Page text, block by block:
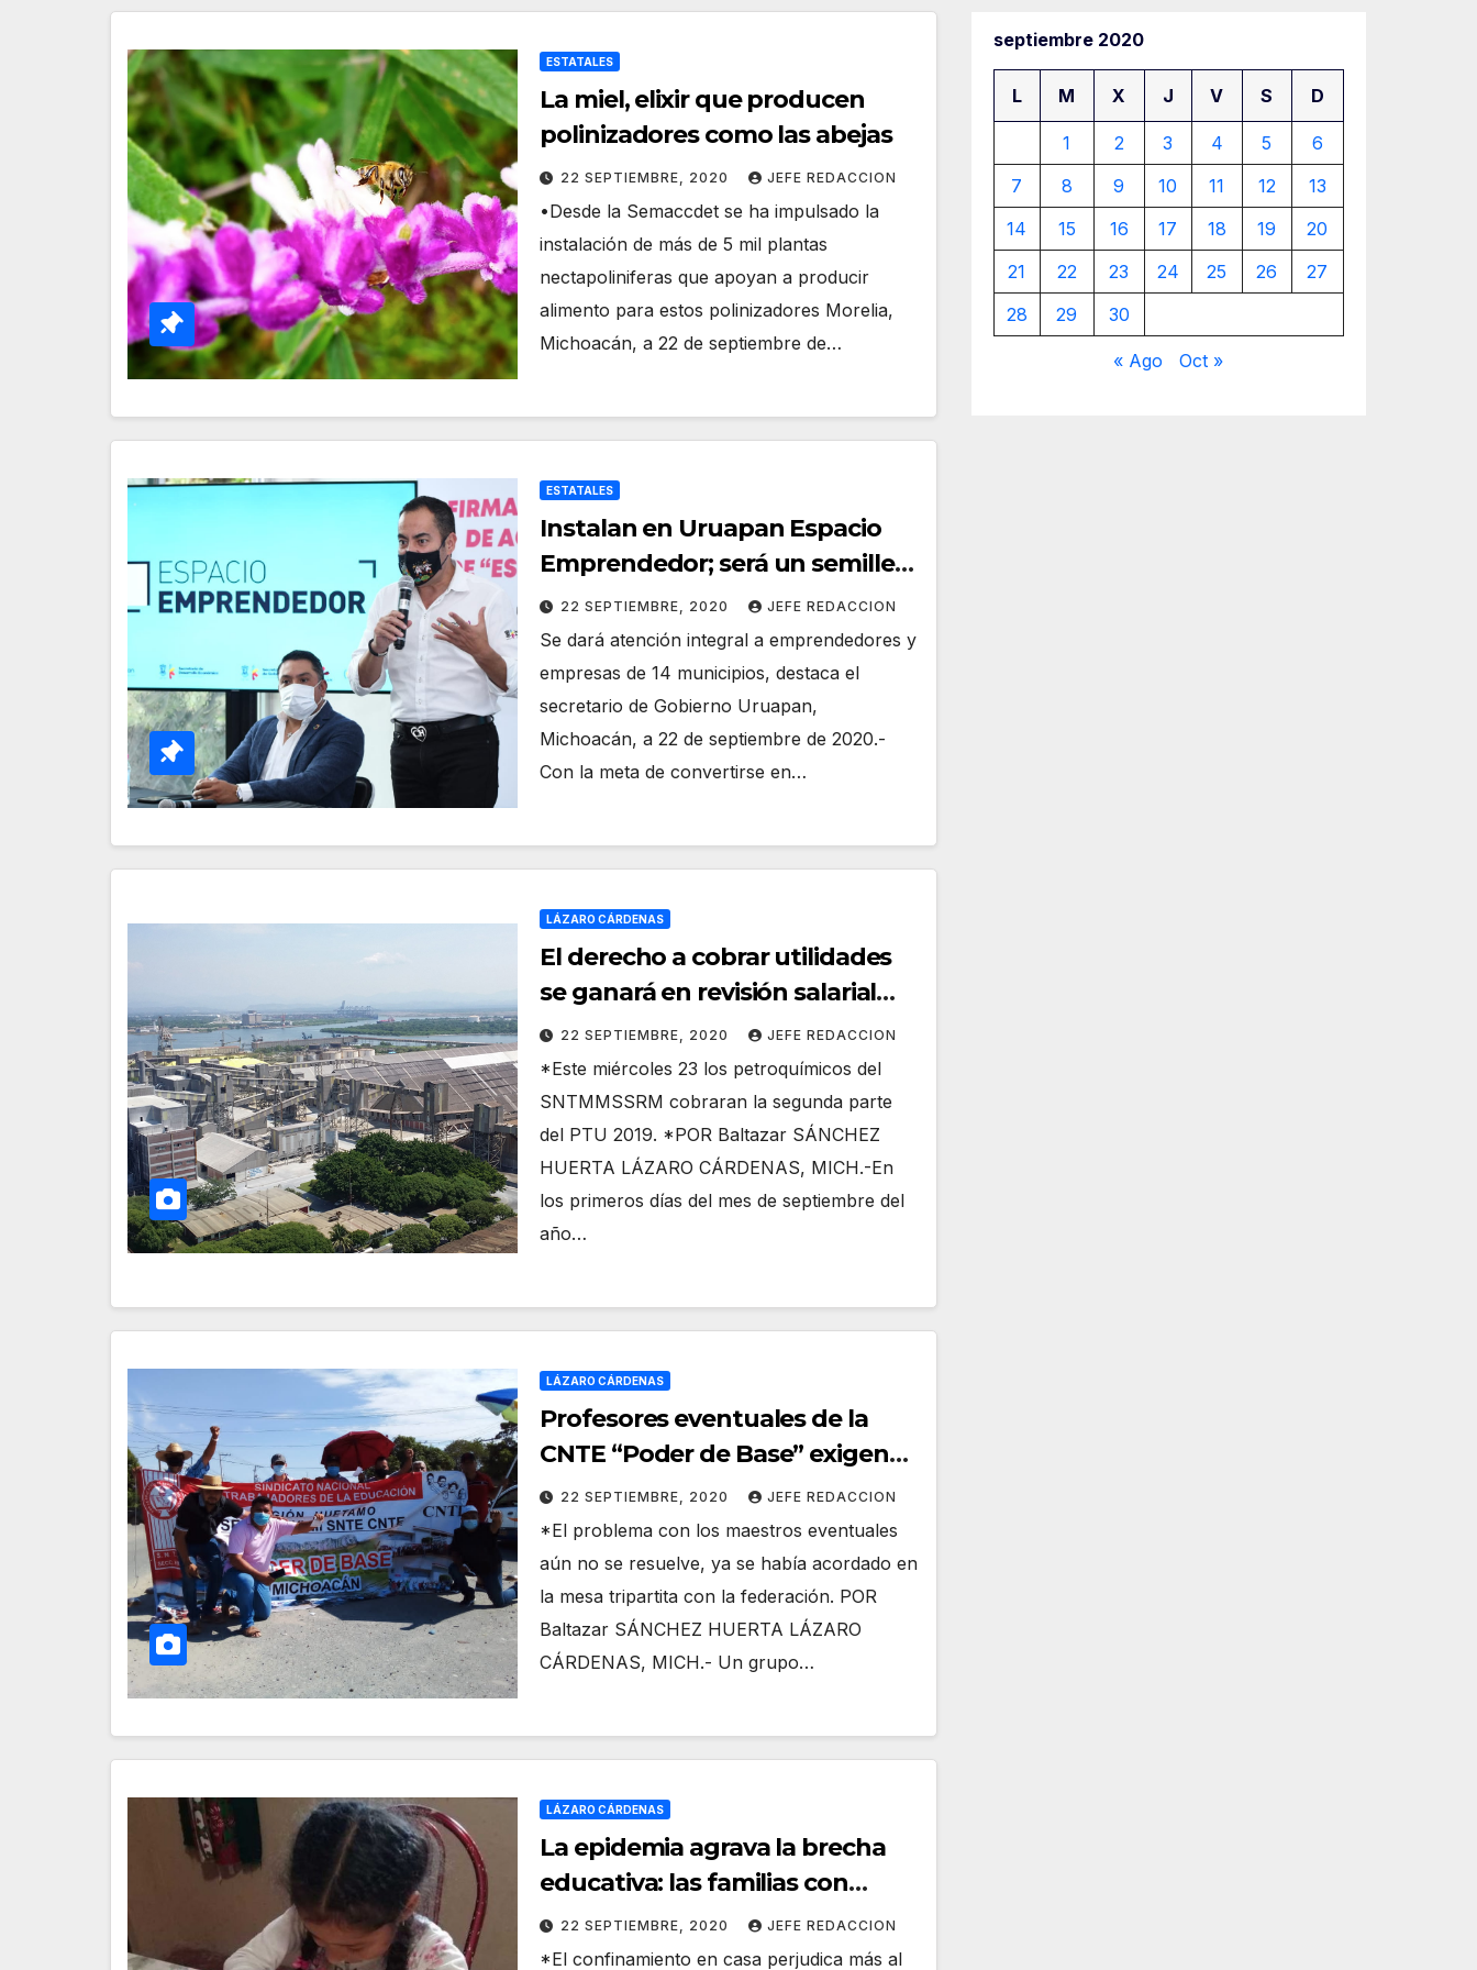
ESTATALES
La miel, elixir que producen
polinizadores como las abejas
22 SEPTIEMBRE, 2020 JEFE REDACCION
•Desde la Semaccdet se ha impulsado la
instalación de más de 5 mil plantas
nectapoliniferas que apoyan a producir
alimento para estos polinizadores Morelia,
Michoacán, a 22 de septiembre de…
ESTATALES
Instalan en Uruapan Espacio
Emprendedor; será un semillero
de negocios: Carlos Herrera
22 SEPTIEMBRE, 2020 JEFE REDACCION
Se dará atención integral a emprendedores y
empresas de 14 municipios, destaca el
secretario de Gobierno Uruapan,
Michoacán, a 22 de septiembre de 2020.-
Con la meta de convertirse en…
LÁZARO CÁRDENAS
El derecho a cobrar utilidades
se ganará en revisión salarial
aseguró el Sindicato Minero
Secc. 274
22 SEPTIEMBRE, 2020 JEFE REDACCION
*Este miércoles 23 los petroquímicos del
SNTMMSSRM cobraran la segunda parte
del PTU 2019. *POR Baltazar SÁNCHEZ
HUERTA LÁZARO CÁRDENAS, MICH.-En
los primeros días del mes de septiembre del
año…
LÁZARO CÁRDENAS
Profesores eventuales de la
CNTE “Poder de Base” exigen
pagos atrasados a Silvano
Aureoles
22 SEPTIEMBRE, 2020 JEFE REDACCION
*El problema con los maestros eventuales
aún no se resuelve, ya se había acordado en
la mesa tripartita con la federación. POR
Baltazar SÁNCHEZ HUERTA LÁZARO
CÁRDENAS, MICH.- Un grupo…
LÁZARO CÁRDENAS
La epidemia agrava la brecha
educativa: las familias con
menos recursos gestionan peor
el estrés
22 SEPTIEMBRE, 2020 JEFE REDACCION
*El confinamiento en casa perjudica más al
septiembre 2020
L M X J V S D
1 2 3 4 5
6
7
8 9 10 11 12
13
14
15 16 17 18 19
20
21
22 23 24 25 26
27
28
29 30
« Ago Oct »